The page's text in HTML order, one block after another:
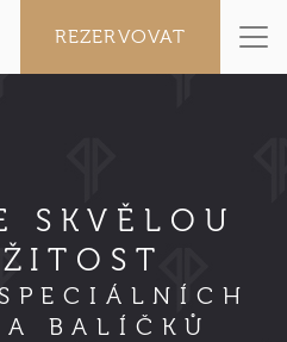
REZERVOVAT
SKVĚLOU
BALÍČKŮ